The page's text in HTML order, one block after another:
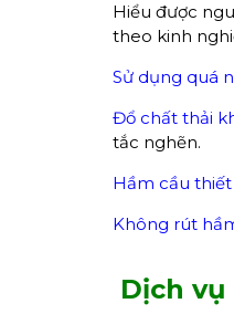
Hiểu được
theo kinh
Sử dụng quá
Đổ chất thải
tắc nghẽn.
Hầm cầu
Không rút
Dịch